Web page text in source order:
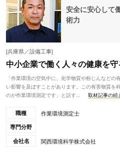
安全に安心して
術力
[兵庫県／設備工事]
中小企業で働く人々の健康を
「作業環境の空気中に、化学物質や粉じんなど
い影響を及ぼすことがあります。この有害物質を
のが作業環境測定です」と話す...
取材記事の
職種 作業環境測定士
専門分野
会社名 関西環境科学株式会社